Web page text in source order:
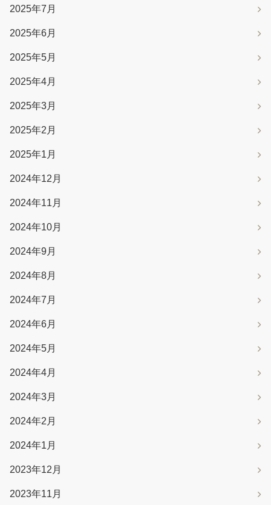
2025年7月
2025年6月
2025年5月
2025年4月
2025年3月
2025年2月
2025年1月
2024年12月
2024年11月
2024年10月
2024年9月
2024年8月
2024年7月
2024年6月
2024年5月
2024年4月
2024年3月
2024年2月
2024年1月
2023年12月
2023年11月